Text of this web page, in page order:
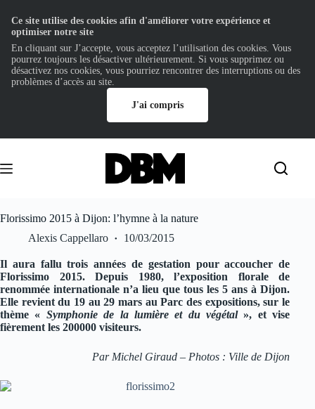
contenu
Florissimo 2015 à Dijon: l’hymne à la nature
Alexis Cappellaro
10/03/2015
Il aura fallu trois années de gestation pour accoucher de
Florissimo 2015. Depuis 1980, l’exposition florale de
renommée internationale n’a lieu que tous les 5 ans à Dijon.
Elle revient du 19 au 29 mars au Parc des expositions, sur le
thème « Symphonie de la lumière et du végétal», et vise
fièrement les 200000 visiteurs.
Par Michel Giraud – Photos : Ville de Dijon
Ce site utilise des cookies afin d'améliorer votre expérience et
optimiser notre site
En cliquant sur J’accepte, vous acceptez l’utilisation des cookies. Vous
pourrez toujours les désactiver ultérieurement. Si vous supprimez ou
désactivez nos cookies, vous pourriez rencontrer des interruptions ou des
problèmes d’accès au site.
J'ai compris